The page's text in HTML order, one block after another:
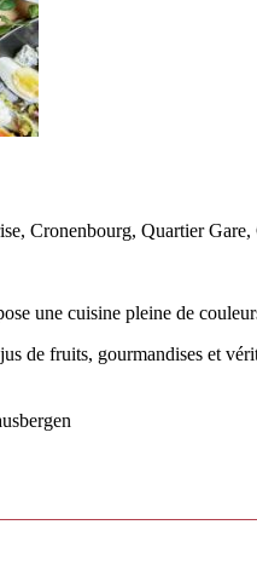
Cronenbourg, Quartier Gare,
une cuisine pleine de
de fruits, gourmandises et